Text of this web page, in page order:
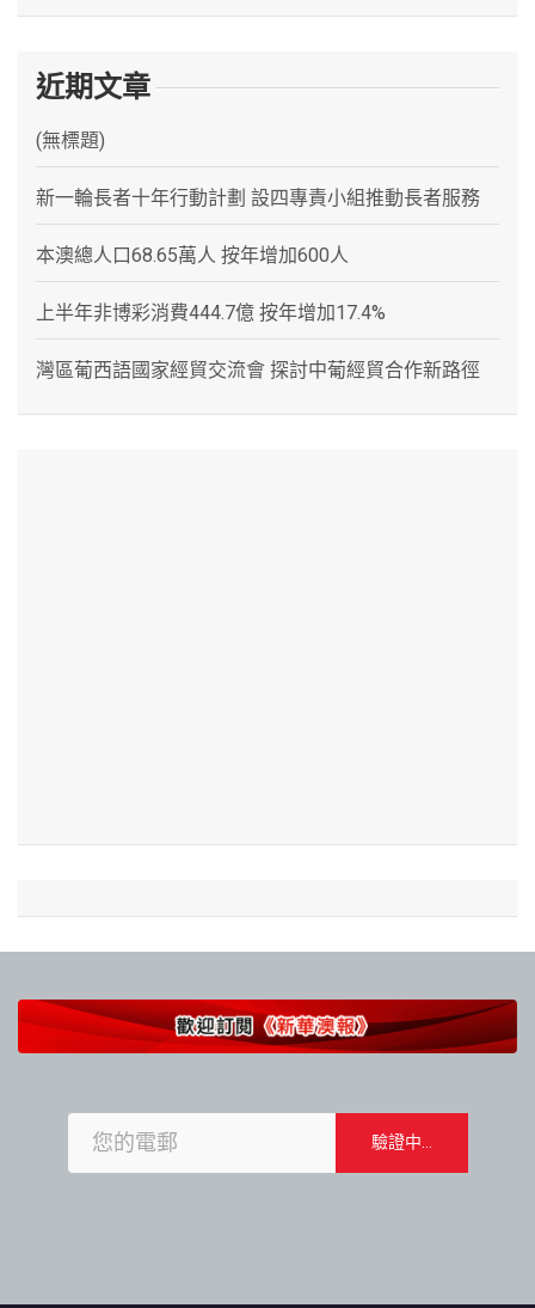
近期文章
(無標題)
新一輪長者十年行動計劃 設四專責小組推動長者服務
本澳總人口68.65萬人 按年增加600人
上半年非博彩消費444.7億 按年增加17.4%
灣區葡西語國家經貿交流會 探討中葡經貿合作新路徑